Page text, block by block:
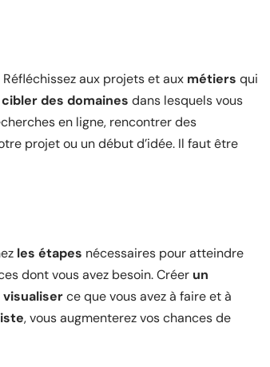
Réfléchissez aux projets et aux métiers qui
cibler des domaines dans lesquels vous
en ligne, rencontrer des
projet ou un début d’idée. Il faut être
les étapes nécessaires pour atteindre
dont vous avez besoin. Créer un
visualiserce que vous avez à faire et à
, vous augmenterez vos chances de